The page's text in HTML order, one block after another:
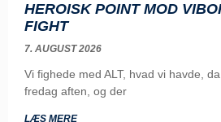
HEROISK POINT MOD
FIGHT
7. AUGUST 2026
Vi fighede med ALT, hvad vi havde,
fredag aften, og der
LÆS MERE